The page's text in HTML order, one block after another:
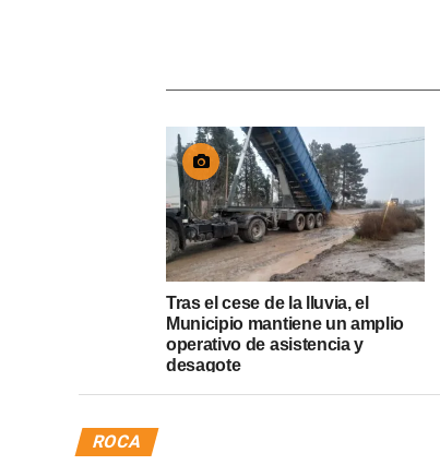
Tras el cese de la lluvia, el
Municipio mantiene un amplio
operativo de asistencia y
desagote
ROCA